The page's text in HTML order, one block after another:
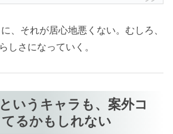
、それが居心地悪くない。むしろ、
しさになっていく。
いうキャラも、案外コ
るかもしれない